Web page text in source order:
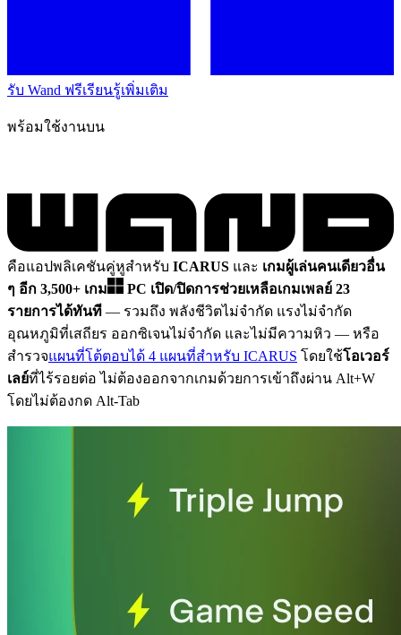
รับ Wand ฟรีเรียนรู้เพิ่มเติม
พร้อมใช้งานบน
คือแอปพลิเคชันคู่หูสำหรับ ICARUS และ เกมผู้เล่นคนเดียวอื่น
ๆ อีก 3,500+ เกม
PC เปิด/ปิดการช่วยเหลือเกมเพลย์ 23
รายการได้ทันที — รวมถึง พลังชีวิตไม่จำกัด แรงไม่จำกัด
อุณหภูมิที่เสถียร ออกซิเจนไม่จำกัด และไม่มีความหิว — หรือ
สำรวจแผนที่โต้ตอบได้ 4 แผนที่สำหรับ ICARUS โดยใช้โอเวอร์
เลย์ที่ไร้รอยต่อ ไม่ต้องออกจากเกมด้วยการเข้าถึงผ่าน Alt+W
โดยไม่ต้องกด Alt-Tab